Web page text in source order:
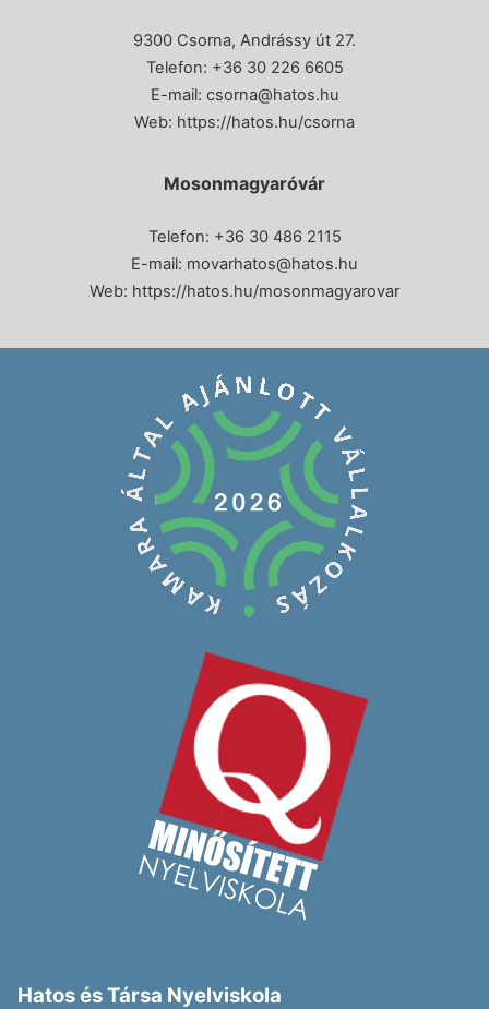
9300 Csorna, Andrássy út 27.
Telefon: +36 30 226 6605
E-mail: csorna@hatos.hu
Web: https://hatos.hu/csorna
Mosonmagyaróvár
Telefon: +36 30 486 2115
E-mail: movarhatos@hatos.hu
Web: https://hatos.hu/mosonmagyarovar
Hatos és Társa Nyelviskola